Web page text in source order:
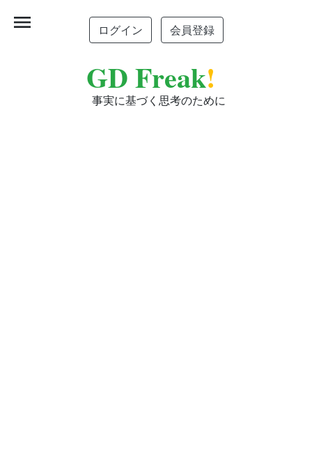
ログイン 会員登録
GD Freak!
事実に基づく思考のために
menu